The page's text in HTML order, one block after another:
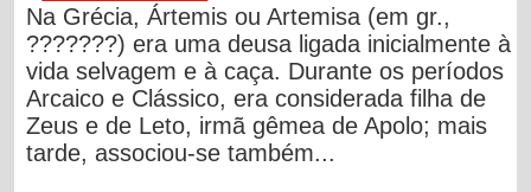
Na Grécia, Ártemis ou Artemisa (em gr.,
???????) era uma deusa ligada inicialmente à
vida selvagem e à caça. Durante os períodos
Arcaico e Clássico, era considerada filha de
Zeus e de Leto, irmã gêmea de Apolo; mais
tarde, associou-se também...